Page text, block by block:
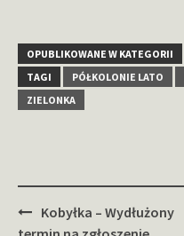
OPUBLIKOWANE W KATEGORII
TAGI
PÓŁKOLONIE LATO
ZIELONKA
Zobacz
Kobyłka – Wydłużony